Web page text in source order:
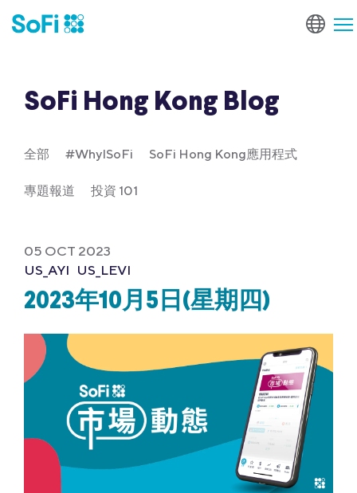
SoFi Hong Kong Blog
全部 #WhyISoFi SoFi Hong Kong應用程式
專題報道 投資 101
05 OCT 2023
US_AYI US_LEVI
2023年10月5日(星期四)